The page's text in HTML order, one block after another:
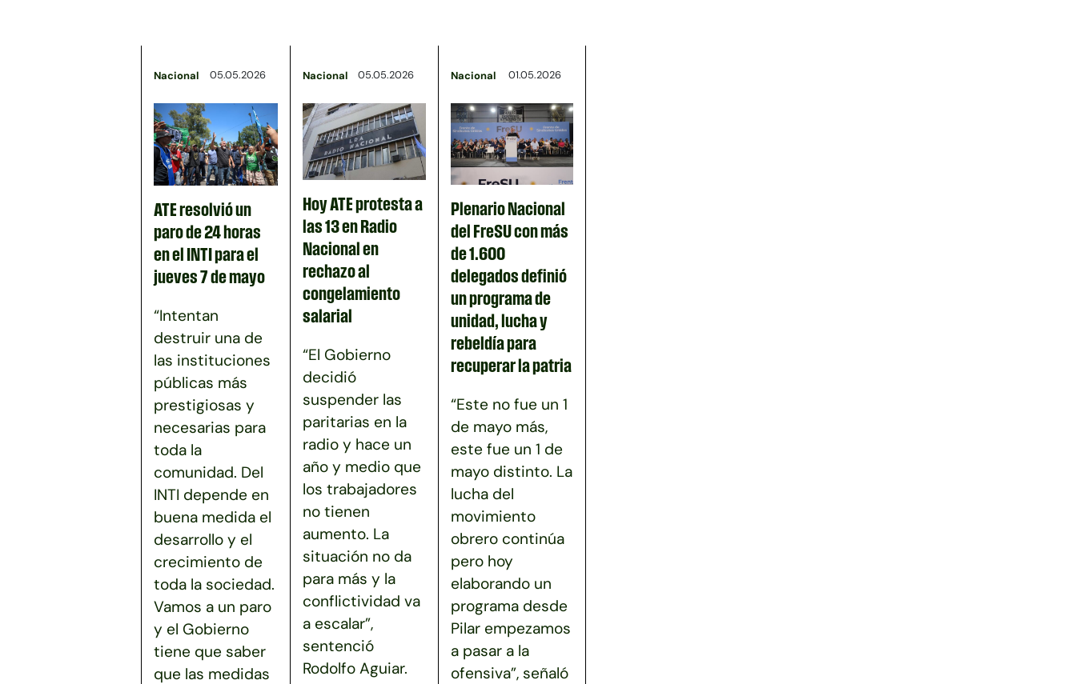
Nacional 05.05.2026
ATE resolvió un
paro de 24 horas
en el INTI para el
jueves 7 de mayo
“Intentan
destruir una de
las instituciones
públicas más
prestigiosas y
necesarias para
toda la
comunidad. Del
INTI depende en
buena medida el
desarrollo y el
crecimiento de
toda la sociedad.
Vamos a un paro
y el Gobierno
tiene que saber
que las medidas
Nacional 05.05.2026
Hoy ATE protesta a
las 13 en Radio
Nacional en
rechazo al
congelamiento
salarial
“El Gobierno
decidió
suspender las
paritarias en la
radio y hace un
año y medio que
los trabajadores
no tienen
aumento. La
situación no da
para más y la
conflictividad va
a escalar”,
sentenció
Rodolfo Aguiar.
Nacional 01.05.2026
Plenario Nacional
del FreSU con más
de 1.600
delegados definió
un programa de
unidad, lucha y
rebeldía para
recuperar la patria
“Este no fue un 1
de mayo más,
este fue un 1 de
mayo distinto. La
lucha del
movimiento
obrero continúa
pero hoy
elaborando un
programa desde
Pilar empezamos
a pasar a la
ofensiva”, señaló